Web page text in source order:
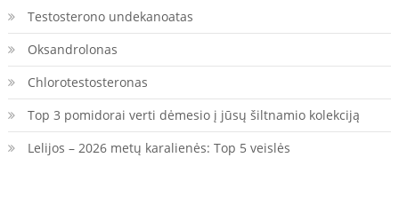
Testosterono undekanoatas
Oksandrolonas
Chlorotestosteronas
Top 3 pomidorai verti dėmesio į jūsų šiltnamio kolekciją
Lelijos – 2026 metų karalienės: Top 5 veislės